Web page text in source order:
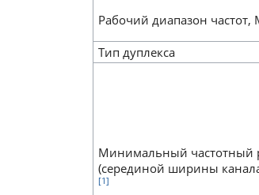
Рабочий диапазон частот,
Тип дуплекса
Минимальный частотный
(серединой ширины
[1]